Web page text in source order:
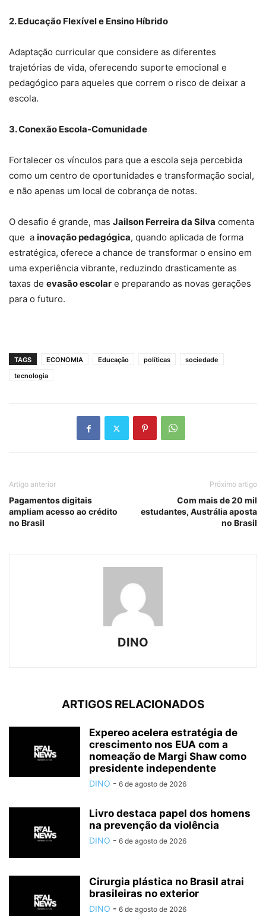
2. Educação Flexível e Ensino Híbrido
Adaptação curricular que considere as diferentes
trajetórias de vida, oferecendo suporte emocional e
pedagógico para aqueles que correm o risco de deixar a
escola.
3. Conexão Escola-Comunidade
Fortalecer os vínculos para que a escola seja percebida
como um centro de oportunidades e transformação social,
e não apenas um local de cobrança de notas.
O desafio é grande, mas Jailson Ferreira da Silva comenta
que a inovação pedagógica, quando aplicada de forma
estratégica, oferece a chance de transformar o ensino em
uma experiência vibrante, reduzindo drasticamente as
taxas de evasão escolar e preparando as novas gerações
para o futuro.
TAGS ECONOMIA Educação políticas
sociedade
tecnologia
Artigo anterior
Pagamentos digitais
ampliam acesso ao crédito
no Brasil
Próximo artigo
Com mais de 20 mil
estudantes, Austrália aposta
no Brasil
DINO
ARTIGOS RELACIONADOS
Expereo acelera estratégia de
crescimento nos EUA com a
nomeação de Margi Shaw como
presidente independente
DINO - 6 de agosto de 2026
Livro destaca papel dos homens
na prevenção da violência
DINO - 6 de agosto de 2026
Cirurgia plástica no Brasil atrai
brasileiras no exterior
DINO - 6 de agosto de 2026